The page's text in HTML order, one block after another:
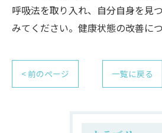
呼吸法を取り入れ、自分自身を見
みてください。健康状態の改善に
< 前のページ 一覧に戻る